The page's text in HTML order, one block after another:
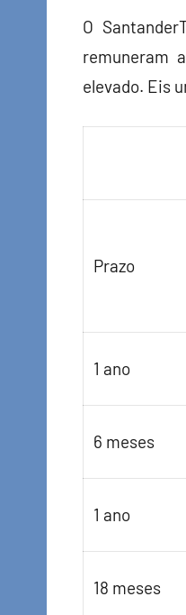
O
remuneram
elevado. Eis
Prazo
1 ano
6 meses
1 ano
18 meses